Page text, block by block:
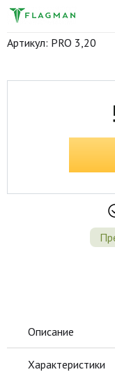
Артикул: PRO 3,20
Описание
Характеристики